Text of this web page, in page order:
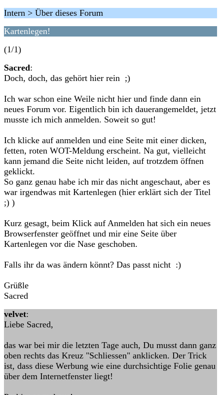
Intern > Über dieses Forum
Kartenlegen!
(1/1)
Sacred:
Doch, doch, das gehört hier rein ;)
Ich war schon eine Weile nicht hier und finde dann ein
neues Forum vor. Eigentlich bin ich dauerangemeldet, jetzt
musste ich mich anmelden. Soweit so gut!
Ich klicke auf anmelden und eine Seite mit einer dicken,
fetten, roten WOT-Meldung erscheint. Na gut, vielleicht
kann jemand die Seite nicht leiden, auf trotzdem öffnen
geklickt.
So ganz genau habe ich mir das nicht angeschaut, aber es
war irgendwas mit Kartenlegen (hier erklärt sich der Titel
;) )
Kurz gesagt, beim Klick auf Anmelden hat sich ein neues
Browserfenster geöffnet und mir eine Seite über
Kartenlegen vor die Nase geschoben.
Falls ihr da was ändern könnt? Das passt nicht :)
Grüßle
Sacred
velvet:
Liebe Sacred,
das war bei mir die letzten Tage auch, Du musst dann ganz
oben rechts das Kreuz "Schliessen" anklicken. Der Trick
ist, dass diese Werbung wie eine durchsichtige Folie genau
über dem Internetfenster liegt!